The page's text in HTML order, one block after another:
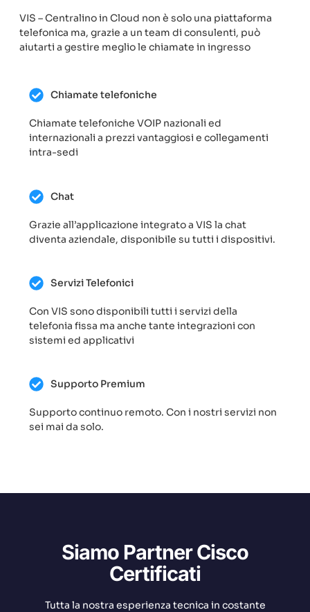
VIS – Centralino in Cloud non è solo una piattaforma
telefonica ma, grazie a un team di consulenti, può
aiutarti a gestire meglio le chiamate in ingresso
Chiamate telefoniche
Chiamate telefoniche VOIP nazionali ed
internazionali a prezzi vantaggiosi e collegamenti
intra-sedi
Chat
Grazie all’applicazione integrato a VIS la chat
diventa aziendale, disponibile su tutti i dispositivi.
Servizi Telefonici
Con VIS sono disponibili tutti i servizi della
telefonia fissa ma anche tante integrazioni con
sistemi ed applicativi
Supporto Premium
Supporto continuo remoto. Con i nostri servizi non
sei mai da solo.
Siamo Partner Cisco
Certificati
Tutta la nostra esperienza tecnica in costante